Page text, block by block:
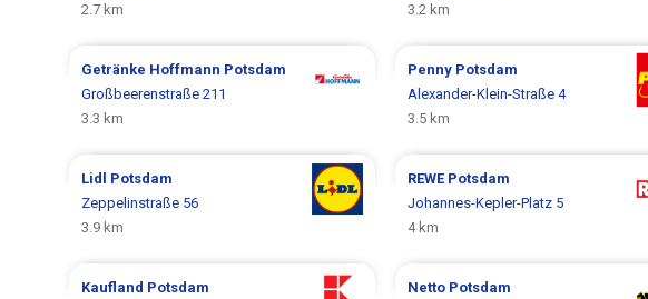
2.7 km
3.2 km
Getränke Hoffmann Potsdam
Großbeerenstraße 211
3.3 km
Penny Potsdam
Alexander-Klein-Straße 4
3.5 km
Lidl Potsdam
Zeppelinstraße 56
3.9 km
REWE Potsdam
Johannes-Kepler-Platz 5
4 km
Kaufland Potsdam
Netto Potsdam